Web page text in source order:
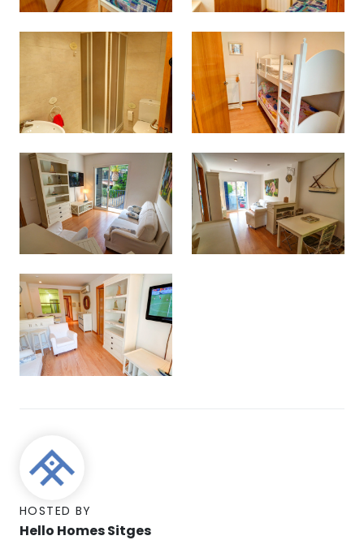
HOSTED BY
Hello Homes Sitges